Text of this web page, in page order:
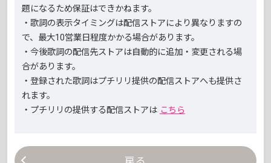
題になるため保証はできかねます。
・歌詞の表示タイミングは配信ストアにより異なりますの
で、最大10営業日程度かかる場合があります。
・今後歌詞の配信先ストアは自動的に追加・変更される場
合があります。
・登録された歌詞はプチリリ提供の配信ストアへも提供さ
れます。
・プチリリの提供する配信ストアは こちら